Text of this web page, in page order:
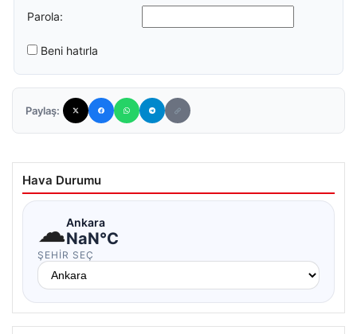
Parola:
Beni hatırla
Paylaş:
Hava Durumu
☁Ankara
NaN°C
ŞEHIR SEÇ